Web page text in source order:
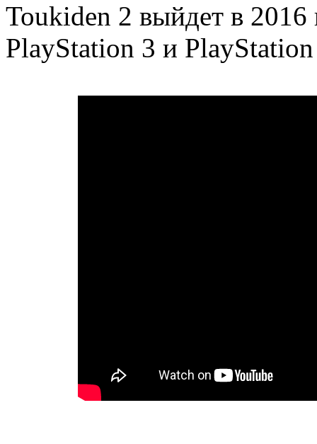
Toukiden 2 выйдет в 2016
PlayStation 3 и